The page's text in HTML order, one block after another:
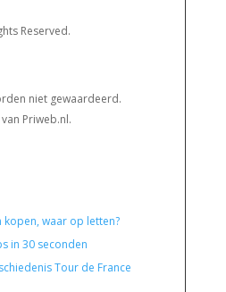
Reserved.
niet gewaardeerd.
Priweb.nl.
kopen, waar op letten?
in 30 seconden
Tour de France